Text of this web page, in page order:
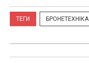
ТЕГИ БРОНЕТЕХНІКА